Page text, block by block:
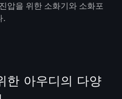
압을 위한 소화기와 소화포
.
한 아우디의 다양